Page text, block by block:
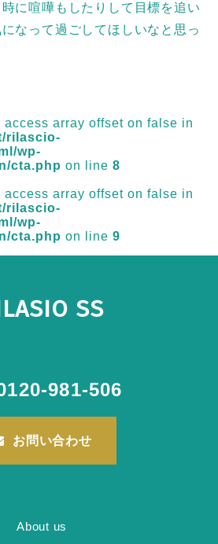
に喧嘩もしたりして目標を追い
なって過ごしてほしいなと思っ
access array offset on false in
rilascio-
wp-
cta.php on line8
access array offset on false in
rilascio-
wp-
cta.php on line9
SS
981-506
お問い合わせ
About us